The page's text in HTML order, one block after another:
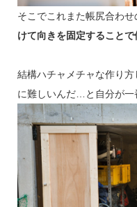
そこでこれまた帳尻合わせ
けて向きを固定することで
結構ハチャメチャな作り
に難しいんだ…と自分が一